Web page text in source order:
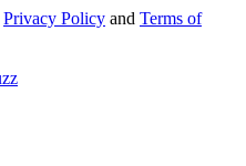
Privacy Policy and Terms of